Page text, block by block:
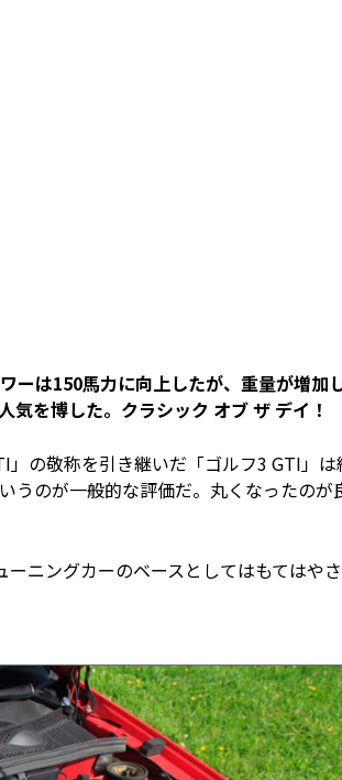
ーは150馬力に向上したが、重量が増加
を博した。クラシック オブ ザ デイ！
」の敬称を引き継いだ「ゴルフ3 GTI」は
うのが一般的な評価だ。丸くなったのが
ニングカーのベースとしてはもてはや